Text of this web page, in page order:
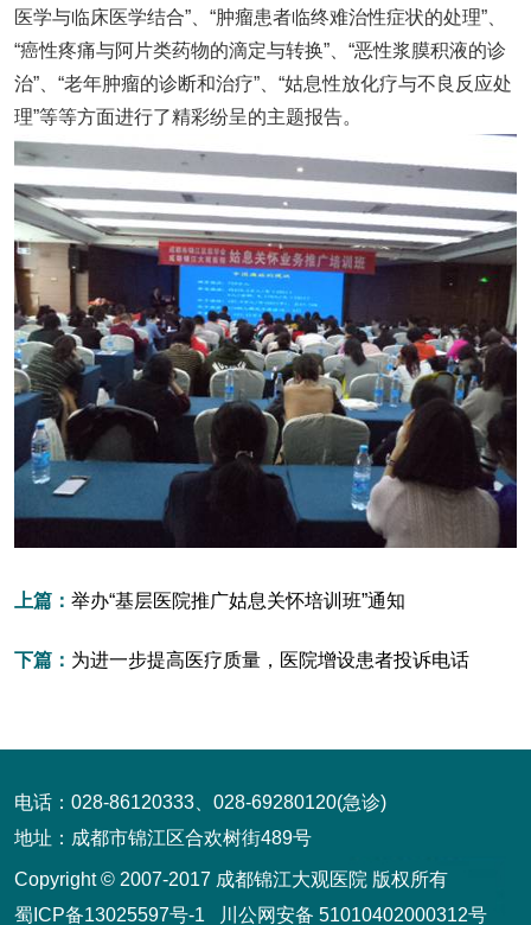
医学与临床医学结合”、“肿瘤患者临终难治性症状的处理”、
“癌性疼痛与阿片类药物的滴定与转换”、“恶性浆膜积液的诊
治”、“老年肿瘤的诊断和治疗”、“姑息性放化疗与不良反应处
理”等等方面进行了精彩纷呈的主题报告。
上篇： 举办“基层医院推广姑息关怀培训班”通知
下篇： 为进一步提高医疗质量，医院增设患者投诉电话
电话：028-86120333、028-69280120(急诊)
地址：成都市锦江区合欢树街489号
Copyright © 2007-2017 成都锦江大观医院 版权所有
蜀ICP备13025597号-1
川公网安备 51010402000312号